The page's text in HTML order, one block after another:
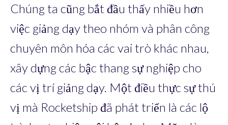
Chúng ta cũng bắt đầu thấy nhiều hơn
việc giảng dạy theo nhóm và phân công
chuyên môn hóa các vai trò khác nhau,
xây dựng các bậc thang sự nghiệp cho
các vị trí giảng dạy. Một điều thực sự thú
vị mà Rocketship đã phát triển là các lộ